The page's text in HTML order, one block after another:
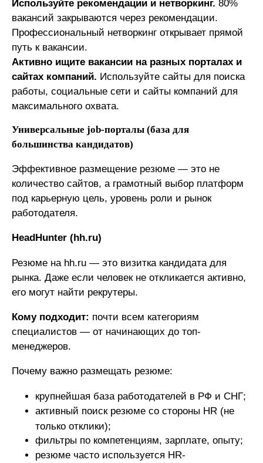
Используйте рекомендации и нетворкинг. 80%
вакансий закрываются через рекомендации.
Профессиональный нетворкинг открывает прямой
путь к вакансии.
Активно ищите вакансии на разных порталах и
сайтах компаний. Используйте сайты для поиска
работы, социальные сети и сайты компаний для
максимального охвата.
Универсальные job-порталы (база для
большинства кандидатов)
Эффективное размещение резюме — это не
количество сайтов, а грамотный выбор платформ
под карьерную цель, уровень роли и рынок
работодателя.
HeadHunter (hh.ru)
Резюме на hh.ru — это визитка кандидата для
рынка. Даже если человек не откликается активно,
его могут найти рекрутеры.
Кому подходит: почти всем категориям
специалистов — от начинающих до топ-
менеджеров.
Почему важно размещать резюме:
крупнейшая база работодателей в РФ и СНГ;
активный поиск резюме со стороны HR (не
только отклики);
фильтры по компетенциям, зарплате, опыту;
резюме часто используется HR-